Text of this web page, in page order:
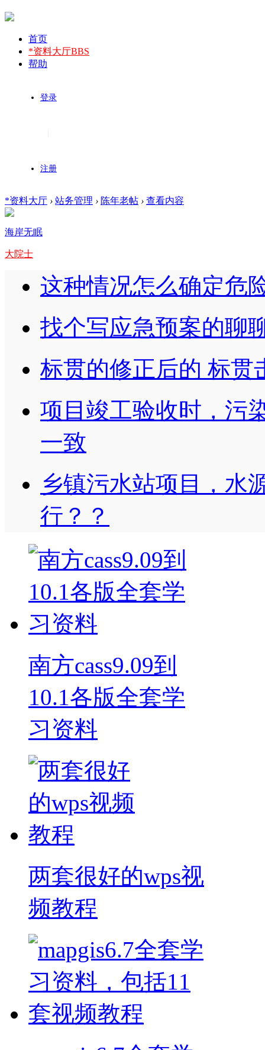
首页
*资料大厅BBS
帮助
登录
注册
*资料大厅 › 站务管理 › 陈年老帖 › 查看内容
海岸无眠
大院士
这种情况怎么确定危
找个写应急预案的聊
标贯的修正后的 标贯
项目竣工验收时，污
一致
乡镇污水站项目，水
行？？
南方cass9.09到
10.1各版全套学
习资料
两套很好的wps视
频教程